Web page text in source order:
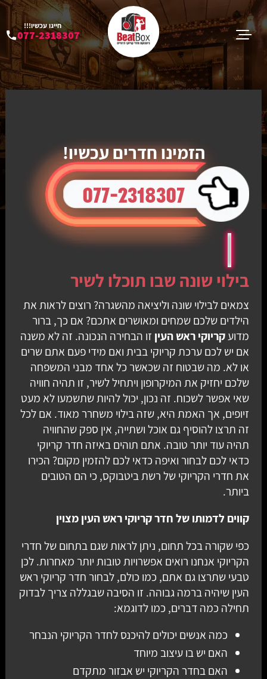
חייגו עכשיו!!!
077-2318307
הזמינו חדרים עכשיו!
077-2318307
בילוי שונה שבו תוכלו לשיר
צמאים לבילוי שונה וליציאה מהשגרה? רוצים לראות את
הילדים שלכם שמחים ומאושרים אתכם? אם כך, ברור
מדועקריוקי ראש העין זו הבחירה הנכונה. זה לא משנה
אם יש לכם ערכת קריוקי בבית ואם מידי פעם אתם שרים
או לא. מה שבטוח זה שכאשר כל אחד מבני המשפחה
שלכם יחזיק את המיקרופון ויתחיל לשיר, זו תהיה חוויה
שאי אפשר לשכוח. זה נכון, יכול להיות שתשמעו לא מעט
זיופים, אך האמת היא, שזה בילוי משחרר מאוד. אם לכל
זה תרצו להוסיף גם אוכל ושתייה, אין ספק שהחוויה
תהיה עוד יותר טובה. אתם תוהים באיזה חדר קריוקי
כדאי לכם לבחור ואיפה כדאי לכם להזמין מקום? הכירו
את חדרי הקריוקי של רשת ביטבוקס, כי הם הטובים
ביותר.
קווים לדמותו של חדר קריוקי ראש העין מצוין
כפי שקורה בכל תחום, ניתן לראות שגם בתחום של חדרי
הקריוקי אנחנו רואים אפשרויות טובות יותר מאחרות. לכן
טבעי שתרצו גם אתם, כמו כולם, לבחור חדר קריוקי ראש
העין שיהיה ברמה גבוהה. זו הסיבה שבגללה צריך לבדוק
תחילה כמה דברים, כמו לדוגמא:
כמה אנשים יכולים להיכנס לחדר הקריוקי הנבחר
האם יש בו עיצוב מיוחד
האם בחדר הקריוקי יש אבזור מתקדם